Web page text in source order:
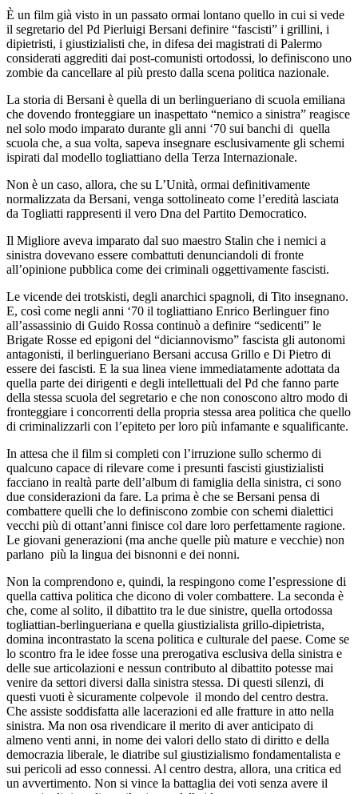
È un film già visto in un passato ormai lontano quello in cui si vede
il segretario del Pd Pierluigi Bersani definire “fascisti” i grillini, i
dipietristi, i giustizialisti che, in difesa dei magistrati di Palermo
considerati aggrediti dai post-comunisti ortodossi, lo definiscono uno
zombie da cancellare al più presto dalla scena politica nazionale.
La storia di Bersani è quella di un berlingueriano di scuola emiliana
che dovendo fronteggiare un inaspettato “nemico a sinistra” reagisce
nel solo modo imparato durante gli anni ‘70 sui banchi di quella
scuola che, a sua volta, sapeva insegnare esclusivamente gli schemi
ispirati dal modello togliattiano della Terza Internazionale.
Non è un caso, allora, che su L’Unità, ormai definitivamente
normalizzata da Bersani, venga sottolineato come l’eredità lasciata
da Togliatti rappresenti il vero Dna del Partito Democratico.
Il Migliore aveva imparato dal suo maestro Stalin che i nemici a
sinistra dovevano essere combattuti denunciandoli di fronte
all’opinione pubblica come dei criminali oggettivamente fascisti.
Le vicende dei trotskisti, degli anarchici spagnoli, di Tito insegnano.
E, così come negli anni ‘70 il togliattiano Enrico Berlinguer fino
all’assassinio di Guido Rossa continuò a definire “sedicenti” le
Brigate Rosse ed epigoni del “diciannovismo” fascista gli autonomi
antagonisti, il berlingueriano Bersani accusa Grillo e Di Pietro di
essere dei fascisti. E la sua linea viene immediatamente adottata da
quella parte dei dirigenti e degli intellettuali del Pd che fanno parte
della stessa scuola del segretario e che non conoscono altro modo di
fronteggiare i concorrenti della propria stessa area politica che quello
di criminalizzarli con l’epiteto per loro più infamante e squalificante.
In attesa che il film si completi con l’irruzione sullo schermo di
qualcuno capace di rilevare come i presunti fascisti giustizialisti
facciano in realtà parte dell’album di famiglia della sinistra, ci sono
due considerazioni da fare. La prima è che se Bersani pensa di
combattere quelli che lo definiscono zombie con schemi dialettici
vecchi più di ottant’anni finisce col dare loro perfettamente ragione.
Le giovani generazioni (ma anche quelle più mature e vecchie) non
parlano più la lingua dei bisnonni e dei nonni.
Non la comprendono e, quindi, la respingono come l’espressione di
quella cattiva politica che dicono di voler combattere. La seconda è
che, come al solito, il dibattito tra le due sinistre, quella ortodossa
togliattian-berlingueriana e quella giustizialista grillo-dipietrista,
domina incontrastato la scena politica e culturale del paese. Come se
lo scontro fra le idee fosse una prerogativa esclusiva della sinistra e
delle sue articolazioni e nessun contributo al dibattito potesse mai
venire da settori diversi dalla sinistra stessa. Di questi silenzi, di
questi vuoti è sicuramente colpevole il mondo del centro destra.
Che assiste soddisfatta alle lacerazioni ed alle fratture in atto nella
sinistra. Ma non osa rivendicare il merito di aver anticipato di
almeno venti anni, in nome dei valori dello stato di diritto e della
democrazia liberale, le diatribe sul giustizialismo fondamentalista e
sui pericoli ad esso connessi. Al centro destra, allora, una critica ed
un avvertimento. Non si vince la battaglia dei voti senza avere il